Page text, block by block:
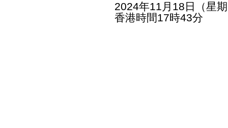
2024年11月18日（星
香港時間17時43分